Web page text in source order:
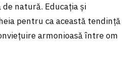
natură. Educația și
pentru ca această tendință
armonioasă între om